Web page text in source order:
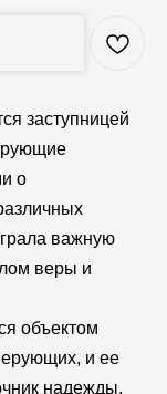
заступницей
о
важную
веры и
объектом
и ее
надежды,